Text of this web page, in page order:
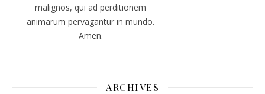
malignos, qui ad perditionem
animarum pervagantur in mundo.
Amen.
ARCHIVES